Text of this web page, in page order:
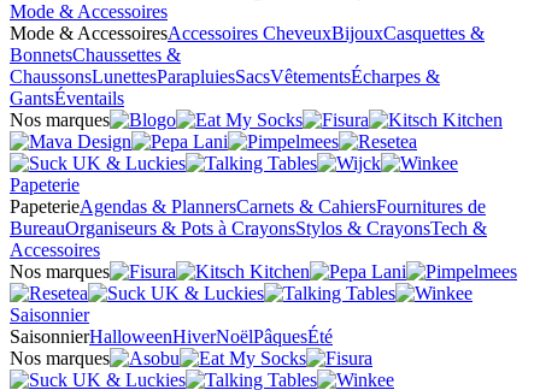
Mode & Accessoires
Mode & AccessoiresAccessoires CheveuxBijouxCasquettes &
BonnetsChaussettes &
ChaussonsLunettesParapluiesSacsVêtementsÉcharpes &
GantsÉventails
Nos marques
Papeterie
PapeterieAgendas & PlannersCarnets & CahiersFournitures de
BureauOrganiseurs & Pots à CrayonsStylos & CrayonsTech &
Accessoires
Nos marques
Saisonnier
SaisonnierHalloweenHiverNoëlPâquesÉté
Nos marques